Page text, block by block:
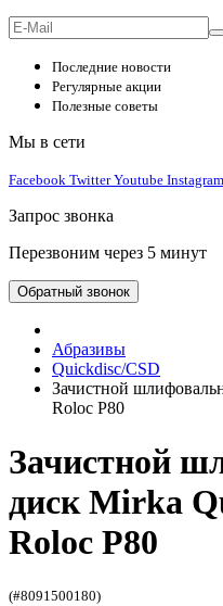
Последние новости
Регулярные акции
Полезные советы
Мы в сети
Facebook TwitterYoutube Instagram
Запрос звонка
Перезвоним через 5 минут
Обратный звонок
Абразивы
Quickdisc/CSD
Зачистной
Roloc P80
Зачистной
диск Mirka
Roloc P80
(#8091500180)